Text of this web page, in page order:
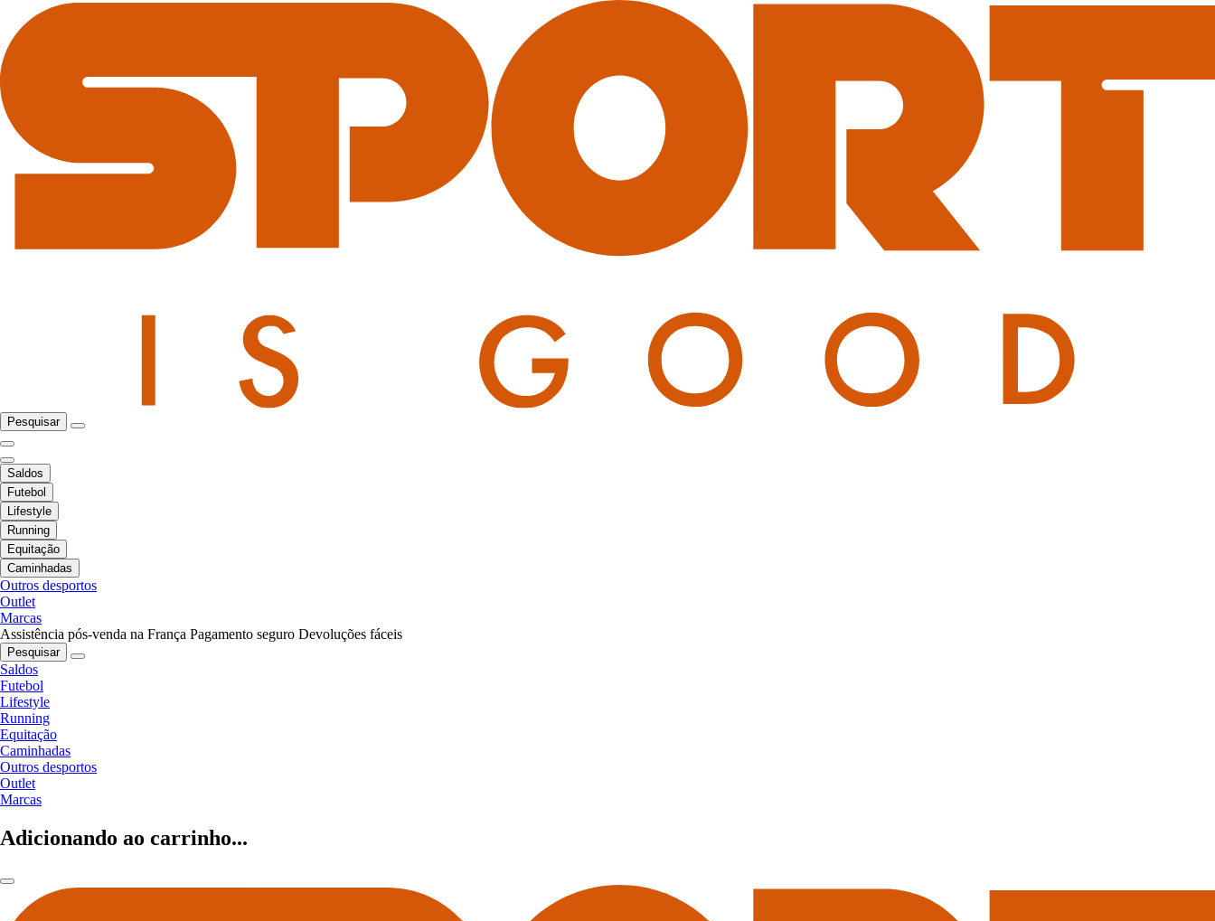
Pesquisar
Saldos
Futebol
Lifestyle
Running
Equitação
Caminhadas
Outros desportos
Outlet
Marcas
Assistência pós-venda na França Pagamento seguro Devoluções fáceis
Pesquisar
Saldos
Futebol
Lifestyle
Running
Equitação
Caminhadas
Outros desportos
Outlet
Marcas
Adicionando ao carrinho...